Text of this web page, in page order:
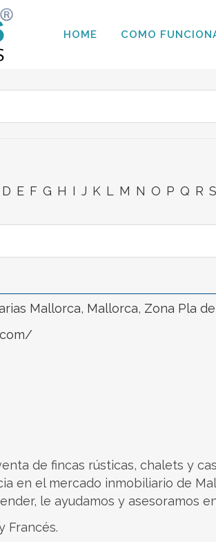
HOME COMO
D E F G H I J K L M N O P Q R S
Mallorca, Mallorca, Zona Pla
de fincas rústicas, chalets y
en el mercado inmobiliario de
le ayudamos y asesoramos
Francés.